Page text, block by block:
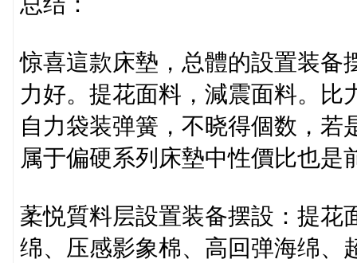
惊喜這款床墊，总體的設置装备
力好。提花面料，減震面料。比
自力袋装弹簧，不晓得個数，
属于偏硬系列床墊中性價比也是
葇悦質料层設置装备摆設：提花
绵、压感影象棉、高回弹海绵、